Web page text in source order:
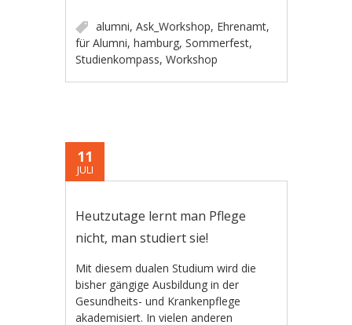
alumni,Ask_Workshop, Ehrenamt,
für Alumni,hamburg,Sommerfest,
Studienkompass,Workshop
11
JULI
Heutzutage lernt man Pflege
nicht, man studiert sie!
Mit diesem dualen Studium wird die
bisher gängige Ausbildung in der
Gesundheits- und Krankenpflege
akademisiert. In vielen anderen